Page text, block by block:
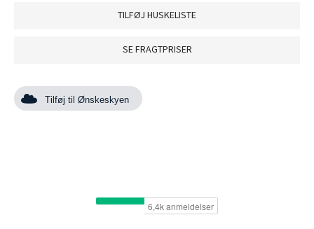
TILFØJ HUSKELISTE
SE FRAGTPRISER
Tilføj til Ønskeskyen